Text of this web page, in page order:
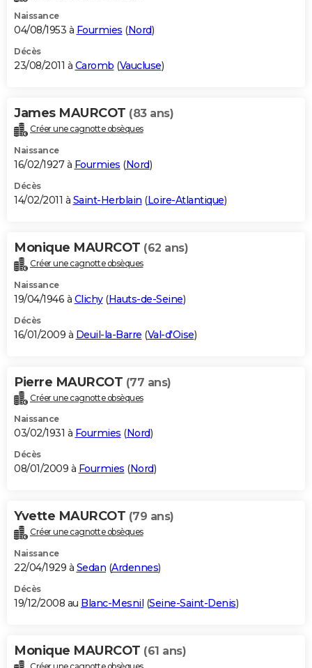
Naissance
04/08/1953 à Fourmies (Nord)
Décès
23/08/2011 à Caromb (Vaucluse)
James MAURCOT (83 ans)
Créer une cagnotte obsèques
Naissance
16/02/1927 à Fourmies (Nord)
Décès
14/02/2011 à Saint-Herblain (Loire-Atlantique)
Monique MAURCOT (62 ans)
Créer une cagnotte obsèques
Naissance
19/04/1946 à Clichy(Hauts-de-Seine)
Décès
16/01/2009 à Deuil-la-Barre (Val-d'Oise)
Pierre MAURCOT (77 ans)
Créer une cagnotte obsèques
Naissance
03/02/1931 à Fourmies (Nord)
Décès
08/01/2009 à Fourmies (Nord)
Yvette MAURCOT (79 ans)
Créer une cagnotte obsèques
Naissance
22/04/1929 à Sedan (Ardennes)
Décès
19/12/2008 au Blanc-Mesnil (Seine-Saint-Denis)
Monique MAURCOT (61 ans)